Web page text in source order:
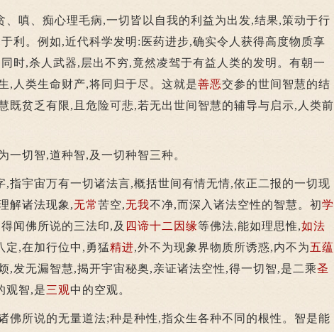
嗔、痴心理毛病,一切皆以自我的利益为出发,结果,策动于行
利。例如,近代科学发明:医药进步,确实令人获得高度物质享
时,杀人武器,层出不穷,竟然凌驾于有益人类的发明。有朝一
,人类生命财产,将同归于尽。这就是善恶交参的世间智慧的结
既贫乏有限,且危险可悲,若无出世间智慧的辅导与启示,人类前
切智,道种智,及一切种智三种。
宇宙万有一切诸法言,概括世间有情无情,依正二报的一切现
解诸法现象,无常苦空,无我不净,而深入诸法空性的智慧。初学
闻佛所说的三法印,及 四谛十二因缘等佛法,能如理思惟,如法
定,在加行位中,勇猛精进,外不为现象界物质所诱惑,内不为五蕴
,发无漏智慧,揭开宇宙秘奥,亲证诸法空性,得一切智,是二乘圣
观智,是三观中的空观。
所说的无量道法;种是种性,指众生各种不同的根性。智是能